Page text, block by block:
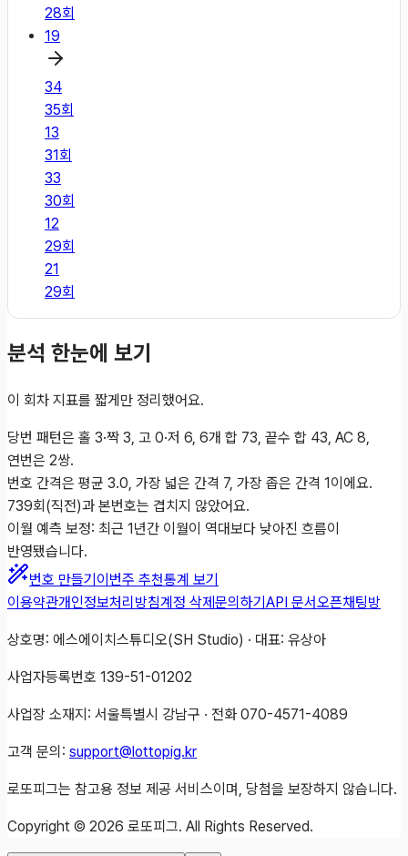
28회
19
34
35회
13
31회
33
30회
12
29회
21
29회
분석 한눈에 보기
이 회차 지표를 짧게만 정리했어요.
당번 패턴은 홀 3·짝 3, 고 0·저 6, 6개 합 73, 끝수 합 43, AC 8,
연번은 2쌍.
번호 간격은 평균 3.0, 가장 넓은 간격 7, 가장 좁은 간격 1이에요.
739회(직전)과 본번호는 겹치지 않았어요.
이월 예측 보정: 최근 1년간 이월이 역대보다 낮아진 흐름이
반영됐습니다.
번호 만들기 이번주 추천통계 보기
이용약관개인정보처리방침계정 삭제 문의하기 API 문서오픈채팅방
상호명: 에스에이치스튜디오(SH Studio) · 대표: 유상아
사업자등록번호 139-51-01202
사업장 소재지: 서울특별시 강남구 · 전화 070-4571-4089
고객 문의: support@lottopig.kr
로또피그는 참고용 정보 제공 서비스이며, 당첨을 보장하지 않습니다.
Copyright © 2026 로또피그. All Rights Reserved.